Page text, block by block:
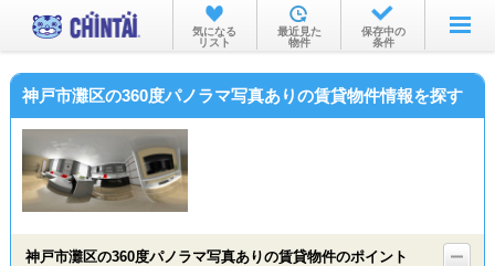
お部屋を探す
沿線・駅から
物件特集から
気になる
リスト
最近見た
物件
保存中の
条件
神戸市灘区の360度パノラマ写真ありの賃貸物件情報を探す
神戸市灘区の360度パノラマ写真ありの賃貸物件のポイント